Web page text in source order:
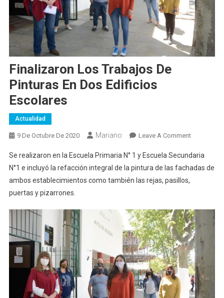
Finalizaron Los Trabajos De
Pinturas En Dos Edificios
Escolares
Actualidad
9 De Octubre De 2020 Mariano Leave A CommentOn
Los
Trabajos
Dos
Edificios
Escolares
Se realizaron en la Escuela Primaria N° 1 y Escuela Secundaria
N°1 e incluyó la refacción integral de la pintura de las fachadas de
ambos establecimientos como también las rejas, pasillos,
puertas y pizarrones.